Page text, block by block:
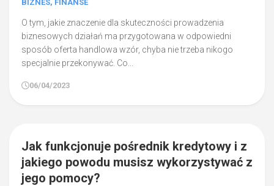
BIZNES, FINANSE
O tym, jakie znaczenie dla skuteczności prowadzenia
biznesowych działań ma przygotowana w odpowiedni
sposób oferta handlowa wzór, chyba nie trzeba nikogo
specjalnie przekonywać. Co...
06/04/2023
Jak funkcjonuje pośrednik kredytowy i z
jakiego powodu musisz wykorzystywać z
jego pomocy?